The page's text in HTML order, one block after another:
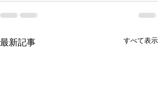
最新記事 すべて表示